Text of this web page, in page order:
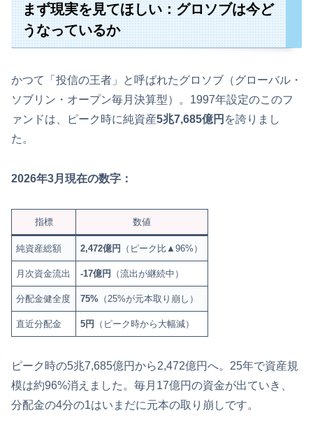
まず現実を見てほしい：グロソブは今ど
うなっているか
かつて「投信の王者」と呼ばれたグロソブ（グローバル・
ソブリン・オープン毎月決算型）。1997年設定のこのフ
ァンドは、ピーク時に純資産5兆7,685億円 を誇りまし
た。
2026年3月現在の数字：
指標 数値
純資産総額 2,472億円 （ピーク比▲96%）
月次資金流出 -17億円 （流出が継続中）
分配金健全度 75% （25%が元本取り崩し）
直近分配金 5円 （ピーク時から大幅減）
ピーク時の5兆7,685億円から2,472億円へ。25年で資産規
模は約96%消えました。毎月17億円の資金が出ていき、
分配金の4分の1はいまだに元本の取り崩しです。